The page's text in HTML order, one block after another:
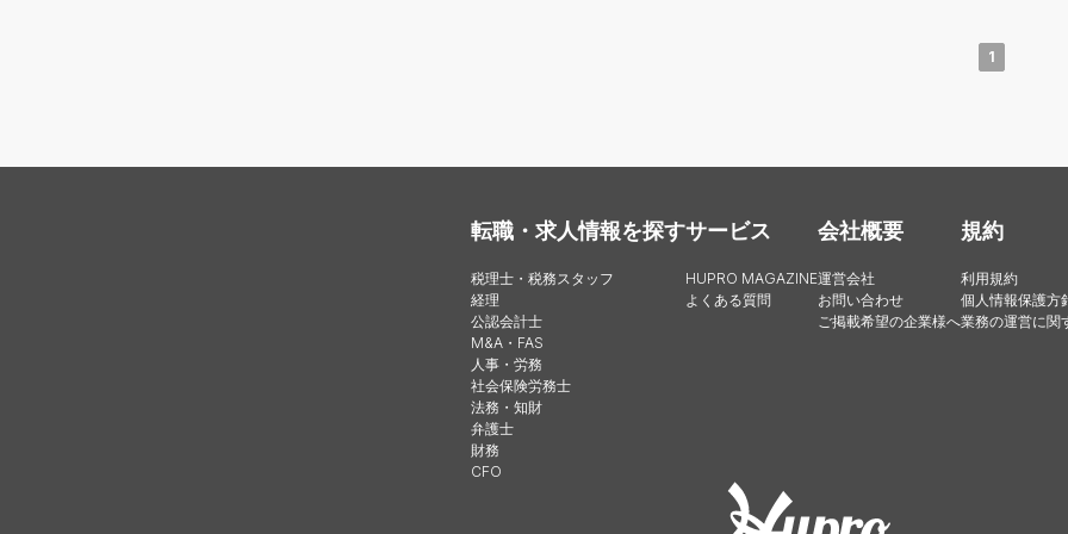
1
転職・求人情報を探す
税理士・税務スタッフ
経理
公認会計士
M&A・FAS
人事・労務
社会保険労務士
法務・知財
弁護士
財務
CFO
サービス
HUPRO MAGAZINE
よくある質問
会社概要
運営会社
お問い合わせ
ご掲載希望の企業様へ
規約
利用規約
個人情報保護方
業務の運営に関